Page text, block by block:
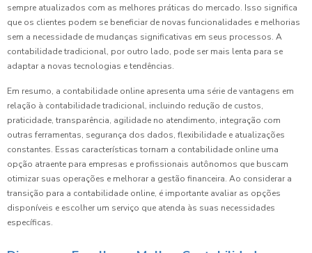
sempre atualizados com as melhores práticas do mercado. Isso significa
que os clientes podem se beneficiar de novas funcionalidades e melhorias
sem a necessidade de mudanças significativas em seus processos. A
contabilidade tradicional, por outro lado, pode ser mais lenta para se
adaptar a novas tecnologias e tendências.
Em resumo, a contabilidade online apresenta uma série de vantagens em
relação à contabilidade tradicional, incluindo redução de custos,
praticidade, transparência, agilidade no atendimento, integração com
outras ferramentas, segurança dos dados, flexibilidade e atualizações
constantes. Essas características tornam a contabilidade online uma
opção atraente para empresas e profissionais autônomos que buscam
otimizar suas operações e melhorar a gestão financeira. Ao considerar a
transição para a contabilidade online, é importante avaliar as opções
disponíveis e escolher um serviço que atenda às suas necessidades
específicas.